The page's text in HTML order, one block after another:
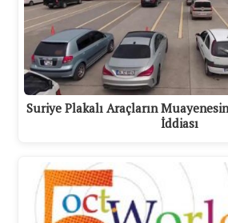
Suriye Plakalı Araçların
İddiası